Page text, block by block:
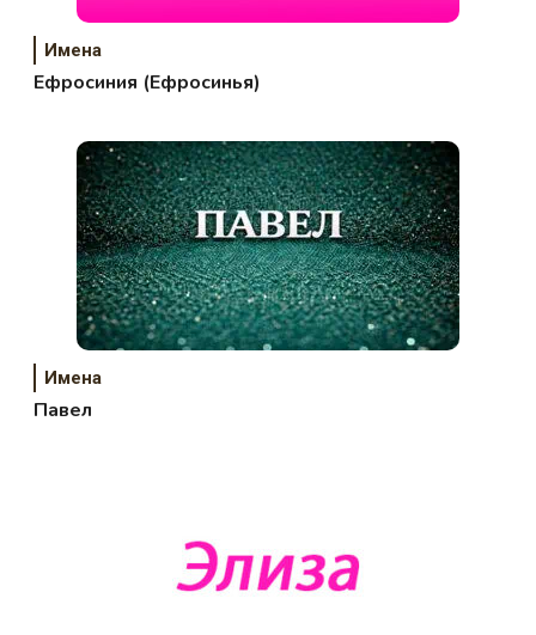
Имена
Ефросиния (Ефросинья)
Имена
Павел